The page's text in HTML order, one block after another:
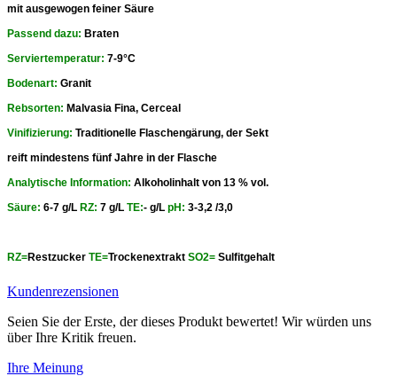
mit ausgewogen feiner Säure
Passend dazu: Braten
Serviertemperatur: 7-9°C
Bodenart: Granit
Rebsorten: Malvasia Fina, Cerceal
Vinifizierung: Traditionelle Flaschengärung, der Sekt
reift mindestens fünf Jahre in der Flasche
Analytische Information: Alkoholinhalt von 13 % vol.
Säure: 6-7 g/L RZ: 7 g/L TE:- g/L pH: 3-3,2 /3,0
RZ=Restzucker TE=Trockenextrakt SO2= Sulfitgehalt
Kundenrezensionen
Seien Sie der Erste, der dieses Produkt bewertet! Wir würden uns
über Ihre Kritik freuen.
Ihre Meinung